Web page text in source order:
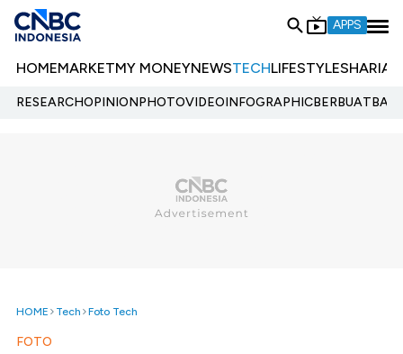
APPS
HOMEMARKETMY MONEYNEWSTECHLIFESTYLESHARIA
RESEARCHOPINIONPHOTOVIDEOINFOGRAPHIC
HOME Tech Foto Tech
FOTO